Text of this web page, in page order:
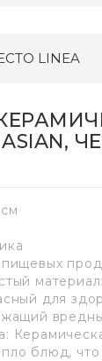
LINEA
для
блюд,